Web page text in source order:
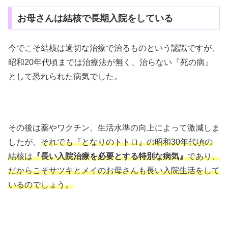
お母さんは結核で長期入院をしている
今でこそ結核は適切な治療で治るものという認識ですが、
昭和20年代頃までは治療法が無く、治らない『死の病』
として恐れられた病気でした。
その後は薬やワクチン、生活水準の向上によって激減しま
したが、 それでも『となりのトトロ』の昭和30年代頃の
結核は『長い入院治療を必要とする特別な病気』であり、
だからこそサツキとメイのお母さんも長い入院生活をして
いるのでしょう。